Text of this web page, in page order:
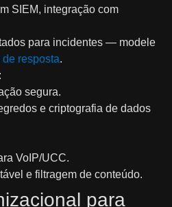
SIEM, integração com
para incidentes — modele
de resposta.
segura.
e criptografia de dados
VoIP/UCC.
e filtragem de conteúdo.
para